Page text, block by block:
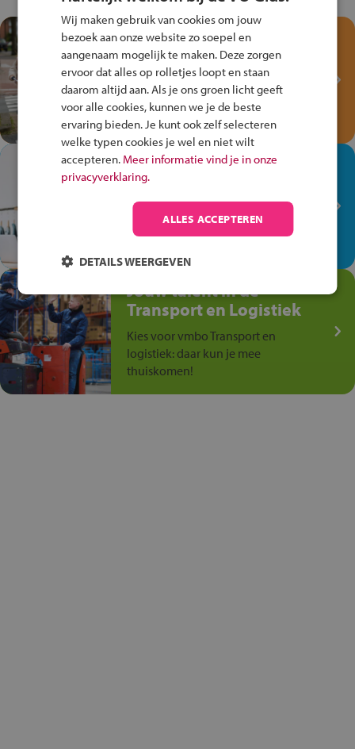
Test je kennis met het
Fiets Veilig
Verkeersspel!
Speel het Fiets Veilig Verkeersspel
en win een Cortina-fiets!
In de winkel ben je op je
plek!
Ontdek via het vmbo jouw talent
op de winkelvloer, waar elke dag
Jouw talent in de
Transport en Logistiek
Kies voor vmbo Transport en
logistiek: daar kun je mee
thuiskomen!
Wij maken gebruik van cookies om jouw
bezoek aan onze website zo soepel en
aangenaam mogelijk te maken. Deze zorgen
ervoor dat alles op rolletjes loopt en staan
daarom altijd aan. Als je ons groen licht geeft
voor alle cookies, kunnen we je de beste
ervaring bieden. Je kunt ook zelf selecteren
welke typen cookies je wel en niet wilt
accepteren. Meer informatie vind je in onze
privacyverklaring.
ALLES ACCEPTEREN
DETAILS WEERGEVEN